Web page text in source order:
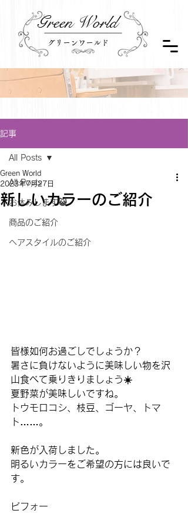
Green World
グリーンワールド
記事
All Posts
お休みします😺
商品のご紹介
ヘアスタイルのご紹介
All Posts
新しいカラーのご紹介
Green World
2023年7月27日
皆様如何お過ごしでしょうか？
暑さに負けないように美味しい物を沢
山食べて乗りきりましょう☀️
夏野菜が美味しいですね。
トウモロコシ、枝豆、ゴーヤ、トマ
ト……。
新色が入荷しました。
明るいカラーをご希望の方には良いで
す。
ビフォー